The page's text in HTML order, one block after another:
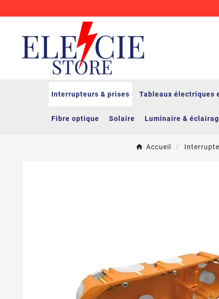
Interrupteurs & prises Tableaux électriques
Fibre optique Solaire Luminaire &
Accueil